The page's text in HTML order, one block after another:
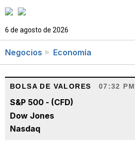
6 de agosto de 2026
Negocios Economía
BOLSA DE VALORES 07:32 PM
S&P 500 - (CFD)
Dow Jones
Nasdaq